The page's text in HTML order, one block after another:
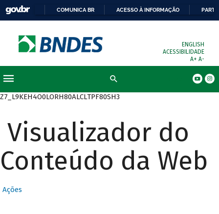
COMUNICA BR ACESSO À INFORMAÇÃO
ENGLISH
ACESSIBILIDADE
A+ A-
Z7_L9KEH4O0LORH80ALCLTPF80SH3
Visualizador do
Conteúdo da Web
Ações